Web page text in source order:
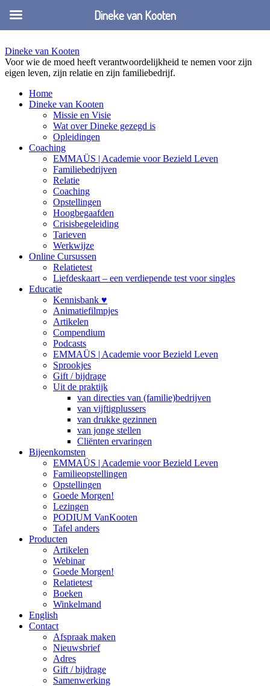
Dineke van Kooten
Voor wie de moed heeft verantwoordelijkheid te nemen voor zijn
eigen leven, zijn relatie en zijn familiebedrijf.
Home
Dineke van Kooten
Missie en Visie
Wat over Dineke gezegd is
Opleidingen
Coaching
EMMAÜS | Academie voor Bezield Leven
Familiebedrijven
Relatie
Coaching
Opstellingen
Hoogbegaafden
Crisisbegeleiding
Tarieven
Werkwijze
Online Cursussen
Relatietest
Liefdeskaart – een verdiepende test voor singles
Educatie
Kennisbank ♥
Animatiefilmpjes
Artikelen
Compendium
Podcasts
EMMAÜS | Academie voor Bezield Leven
Sprookjes
Gift / bijdrage
Uit de praktijk
van directies van (familie)bedrijven
van vijftigplussers
van drukke gezinnen
van jonge stellen
Cliënten ervaringen
Bijeenkomsten
EMMAÜS | Academie voor Bezield Leven
Familieopstellingen
Opstellingen
Goede Morgen!
Lezingen
PODIUM VanKooten
Tafel anders
Producten
Artikelen
Webinar
Goede Morgen!
Relatietest
Boeken
Winkelmand
English
Contact
Afspraak maken
Nieuwsbrief
Adres
Gift / bijdrage
Samenwerking
Dineke van Kooten